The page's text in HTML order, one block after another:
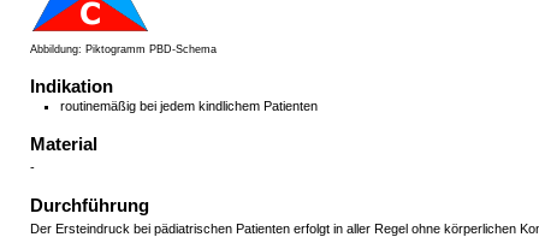
Abbildung: Piktogramm PBD-Schema
Indikation
routinemäßig bei jedem kindlichem Patienten
Material
-
Durchführung
Der Ersteindruck bei pädiatrischen Patienten erfolgt in aller Regel ohne körperlichen